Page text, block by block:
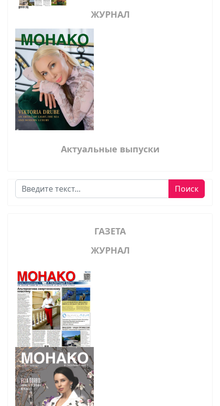
ЖУРНАЛ
Актуальные выпуски
Поиск Поиск
ГАЗЕТА
ЖУРНАЛ